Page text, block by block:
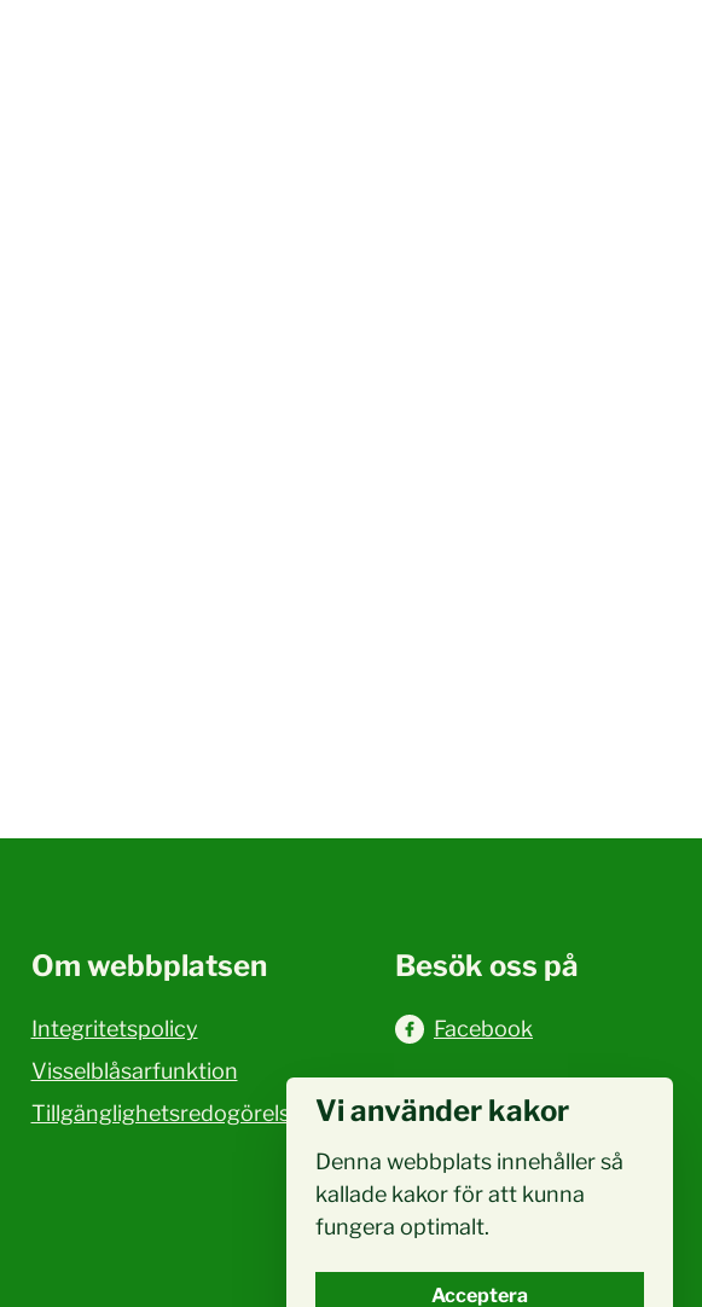
Om webbplatsen
Integritetspolicy
Visselblåsarfunktion
Tillgänglighetsredogörelse
Besök oss på
Facebook
Vi använder kakor
Denna webbplats innehåller så
kallade kakor för att kunna
fungera optimalt.
Acceptera